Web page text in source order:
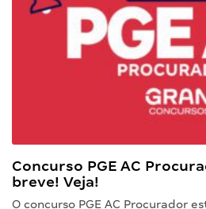
Concurso PGE AC
breve! Veja!
O concurso PGE AC Procurador